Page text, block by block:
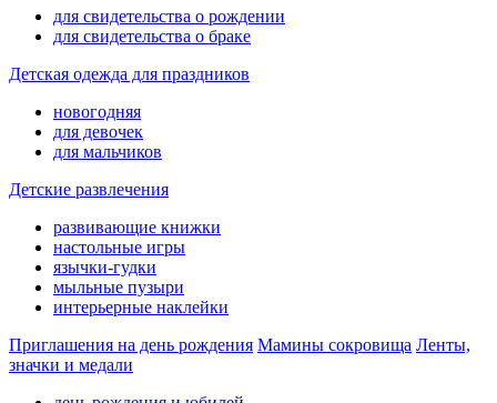
для свидетельства о рождении
для свидетельства о браке
Детская одежда для праздников
новогодняя
для девочек
для мальчиков
Детские развлечения
развивающие книжки
настольные игры
язычки-гудки
мыльные пузыри
интерьерные наклейки
Приглашения на день рождения Мамины сокровища Ленты,
значки и медали